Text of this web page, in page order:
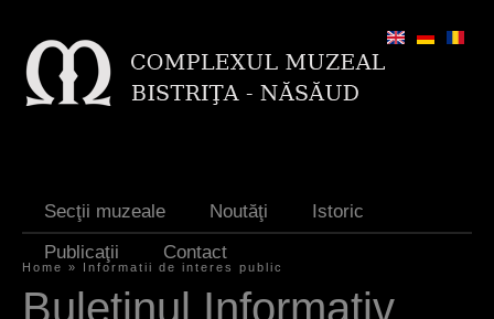
Secţii muzeale Noutăţi
Istoric
Publicaţii
Contact
Y
Home » Informatii de interes public
Buletinul Informativ